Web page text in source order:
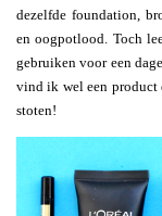
dezelfde foundation,
en oogpotlood. Toch
gebruiken voor een
vind ik wel een product
stoten!